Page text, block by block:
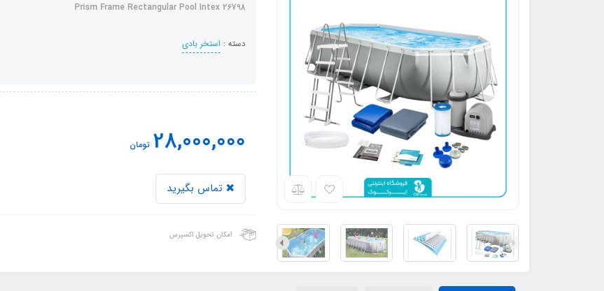
Prism Frame Rectangular Pool Intex 26798
دسته : استخر بادی
28,000,000 تومان
تماس بگیرید
امکان تحویل اکسپرس